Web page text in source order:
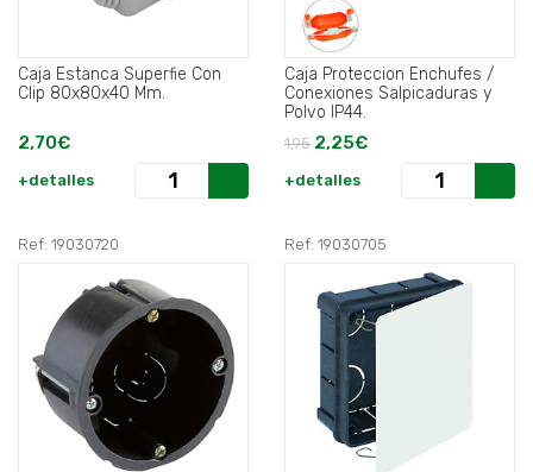
Caja Estanca Superfie Con
Clip 80x80x40 Mm.
2,70€
+detalles
Caja Proteccion Enchufes /
Conexiones Salpicaduras y
Polvo IP44.
1,95 2,25€
+detalles
Ref: 19030720 Ref: 19030705